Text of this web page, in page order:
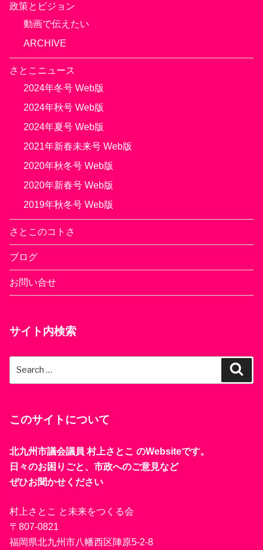
政策とビジョン
動画で伝えたい
ARCHIVE
さとこニュース
2024年冬号 Web版
2024年秋号 Web版
2024年夏号 Web版
2021年新春未来号 Web版
2020年秋冬号 Web版
2020年新春号 Web版
2019年秋冬号 Web版
さとこのコトさ
ブログ
お問い合せ
サイト内検索
このサイトについて
北九州市議会議員 村上さとこ のWebsiteです。
日々のお困りごと、市政へのご意見など
ぜひお聞かせください
村上さとこ と未来をつくる会
〒807-0821
福岡県北九州市八幡西区陣原5-2-8